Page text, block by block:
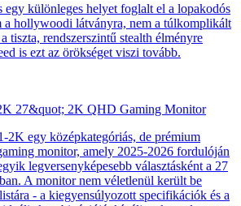
egy különleges helyet foglalt el a lopakodós
a hollywoodi látványra, nem a túlkomplikált
tiszta, rendszerszintű stealth élményre
is ezt az örökséget viszi tovább.
27&quot; 2K QHD Gaming Monitor
egy középkategóriás, de prémium
monitor, amely 2025-2026 fordulóján
legversenyképesebb választásként a 27
A monitor nem véletlenül került be
- a kiegyensúlyozott specifikációk és a